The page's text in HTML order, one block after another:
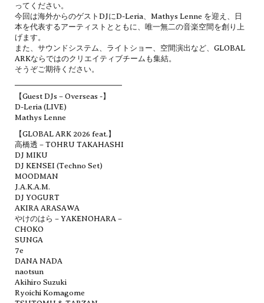
ってください。
今回は海外からのゲストDJにD-Leria、Mathys Lenne を迎え、日
本を代表するアーティストとともに、唯一無二の音楽空間を創り上
げます。
また、サウンドシステム、ライトショー、空間演出など、GLOBAL
ARKならではのクリエイティブチームも集結。
そうぞご期待ください。
━━━━━━━━━━━━━━
【Guest DJs – Overseas -】
D-Leria (LIVE)
Mathys Lenne
【GLOBAL ARK 2026 feat.】
高橋透 – TOHRU TAKAHASHI
DJ MIKU
DJ KENSEI (Techno Set)
MOODMAN
J.A.K.A.M.
DJ YOGURT
AKIRA ARASAWA
やけのはら – YAKENOHARA –
CHOKO
SUNGA
7e
DANA NADA
naotsun
Akihiro Suzuki
Ryoichi Komagome